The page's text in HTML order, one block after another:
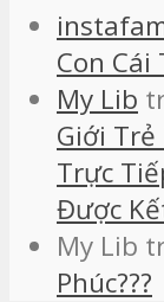
Con
My Lib
Giới Trẻ
Trực
Được
My Lib
Phúc???